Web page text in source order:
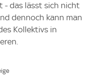
- das lässt sich nicht
dennoch kann man
Kollektivs in